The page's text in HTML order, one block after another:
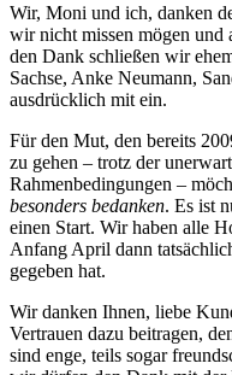
Wir, Moni und ich, danken
wir nicht missen mögen
den Dank schließen wir
Sachse, Anke Neumann,
ausdrücklich mit ein.
Für den Mut, den bereits
zu gehen – trotz der
Rahmenbedingungen –
besonders bedanken. Es ist
einen Start. Wir haben alle
Anfang April dann
gegeben hat.
Wir danken Ihnen, liebe
Vertrauen dazu beitragen,
sind enge, teils sogar